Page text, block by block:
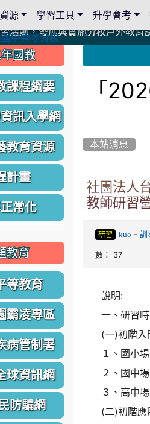
銀行 2023.04.22 愛傳球計畫
銀行 2023.04.22 愛傳球計畫
活動，發展與實施分校戶外教育
活動，發展與實施分校戶外教育
，傳愛與溫暖：2024.3.19 桃園
，傳愛與溫暖：2024.3.19 桃園
業學生與師長合照
業學生與師長合照
活動，發展與實施分校戶外教育
活動，發展與實施分校戶外教育
，傳愛與溫暖：110.12.22 國際
，傳愛與溫暖：110.12.22 國際
，傳愛與溫暖：110.12.22 國際
，傳愛與溫暖：110.12.22 國際
客家博覽會
客家博覽會
際獅子會贈送本校學生耶誕禮物
際獅子會贈送本校學生耶誕禮物
際獅子會贊助本校學生獎助學金
際獅子會贊助本校學生獎助學金
誕感恩歌謠競賽；本校師生與國
誕感恩歌謠競賽；本校師生與國
空間；合作互惠，建立良善公共
空間；合作互惠，建立良善公共
:::
「
本站消息
社團法人
教師研習
研習 kuo - 訓
數： 37
說明:
一、研習時
(一)初階入
１、國小
２、國中
３、高中
(二)初階應
國教
課程綱要
訊入學網
教育資源
計畫
常化
教育
等教育
霸凌專區
病管制署
球資訊網
防騙網
源 學習工具 升學會考